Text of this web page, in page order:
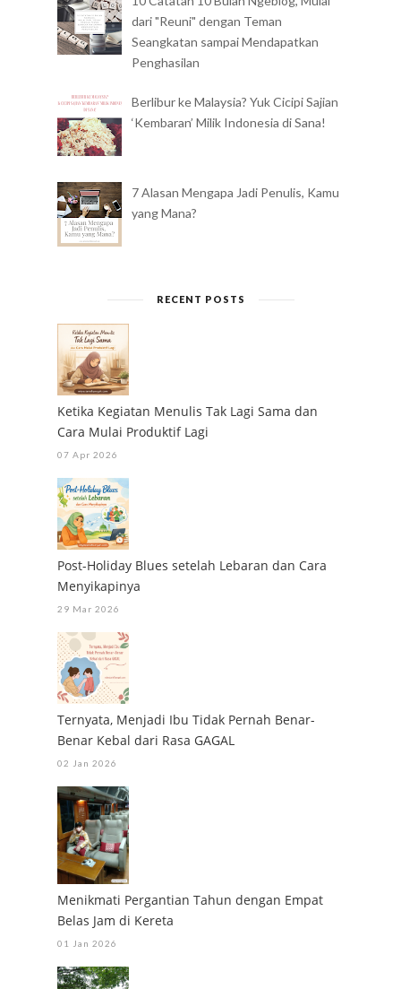
dari "Reuni" dengan Teman
Seangkatan sampai Mendapatkan
Penghasilan
Berlibur ke Malaysia? Yuk Cicipi Sajian
‘Kembaran’ Milik Indonesia di Sana!
7 Alasan Mengapa Jadi Penulis, Kamu
yang Mana?
RECENT POSTS
Ketika Kegiatan Menulis Tak Lagi Sama dan
Cara Mulai Produktif Lagi
07 Apr 2026
Post-Holiday Blues setelah Lebaran dan Cara
Menyikapinya
29 Mar 2026
Ternyata, Menjadi Ibu Tidak Pernah Benar-
Benar Kebal dari Rasa GAGAL
02 Jan 2026
Menikmati Pergantian Tahun dengan Empat
Belas Jam di Kereta
01 Jan 2026